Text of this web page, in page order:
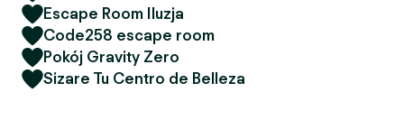
Escape Room Iluzja
Code258 escape room
Pokój Gravity Zero
Sizare Tu Centro de Belleza